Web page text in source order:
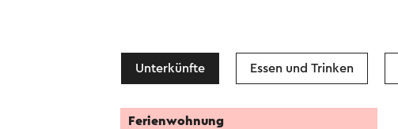
Unterkünfte Essen und Trinken
Ferienwohnung